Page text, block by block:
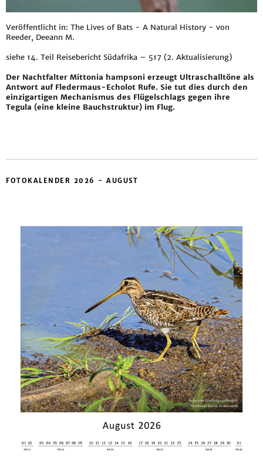
Veröffentlicht in: The Lives of Bats - A Natural History - von
Reeder, Deeann M.
siehe 14. Teil Reisebericht Südafrika – 517 (2. Aktualisierung)
Der Nachtfalter Mittonia hampsoni erzeugt Ultraschalltöne als
Antwort auf Fledermaus-Echolot Rufe. Sie tut dies durch den
einzigartigen Mechanismus des Flügelschlags gegen ihre
Tegula (eine kleine Bauchstruktur) im Flug.
FOTOKALENDER 2026 - AUGUST